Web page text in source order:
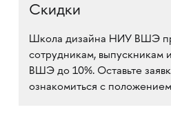
Скидки
Школа дизайна НИУ ВШЭ
сотрудникам, выпускникам
ВШЭ до 10%. Оставьте
ознакомиться с